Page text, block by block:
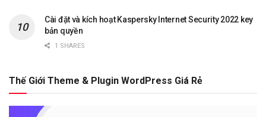
Cài đặt và kích hoạt Kaspersky Internet Security 2022 key
bản quyền
1 SHARES
Thế Giới Theme & Plugin WordPress Giá Rẻ